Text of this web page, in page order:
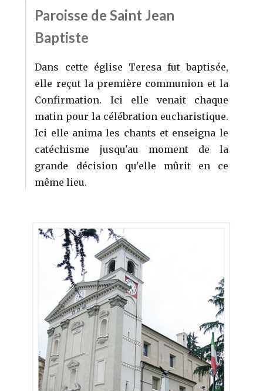
Paroisse de Saint Jean
Baptiste
Dans cette église Teresa fut baptisée,
elle reçut la première communion et la
Confirmation. Ici elle venait chaque
matin pour la célébration eucharistique.
Ici elle anima les chants et enseigna le
catéchisme jusqu'au moment de la
grande décision qu'elle mûrit en ce
même lieu.